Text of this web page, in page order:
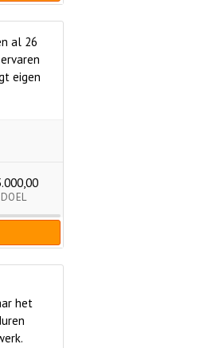
al 26
eigen
DOEL
het